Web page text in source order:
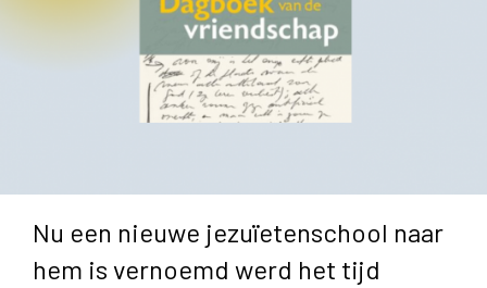
Nu een nieuwe jezuïetenschool naar
hem is vernoemd werd het tijd